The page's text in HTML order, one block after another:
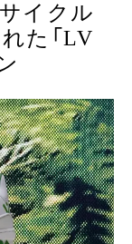
サイクル
た「LV